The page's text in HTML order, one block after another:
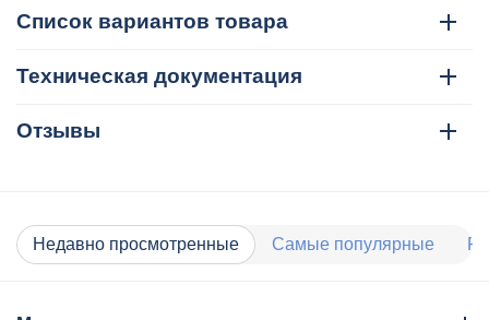
Список вариантов товара
Техническая документация
Отзывы
Недавно просмотренные Самые популярные